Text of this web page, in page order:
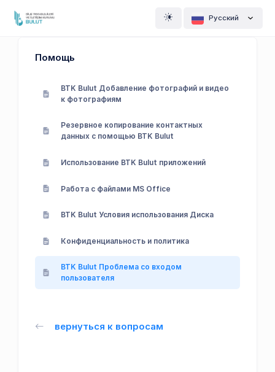
Pусский
Помощь
BTK Bulut Добавление фотографий и видео
к фотографиям
Резервное копирование контактных
данных с помощью BTK Bulut
Использование BTK Bulut приложений
Работа с файлами MS Office
BTK Bulut Условия использования Диска
Конфиденциальность и политика
BTK Bulut Проблема со входом
пользователя
вернуться к вопросам